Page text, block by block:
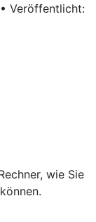
Veröffentlicht:
wie Sie